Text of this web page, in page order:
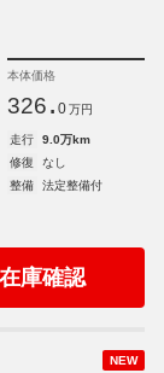
本体価格
326. 0 万円
走行
9.0万km
修復
なし
整備
法定整備付
庫確認
NEW